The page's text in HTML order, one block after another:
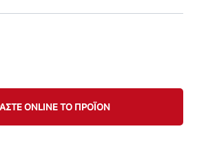
ONLINE ΤΟ ΠΡΟΪΟΝ